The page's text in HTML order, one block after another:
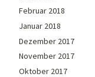
Februar 2018
Januar 2018
Dezember 2017
November 2017
Oktober 2017